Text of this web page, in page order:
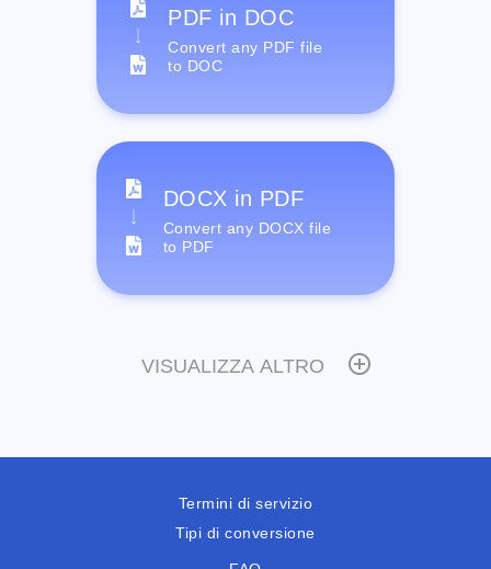
PDF in DOC
Convert any PDF file
to DOC
DOCX in PDF
Convert any DOCX file
to PDF
VISUALIZZA ALTRO
Termini di servizio
Tipi di conversione